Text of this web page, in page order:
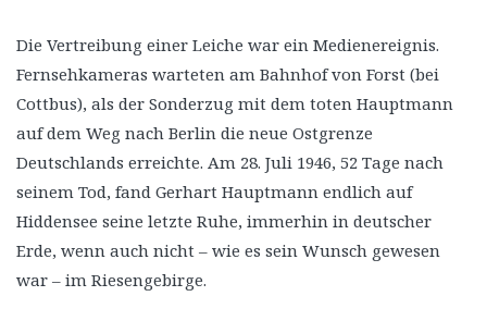
Die Vertreibung einer Leiche war ein Medienereignis.
Fernsehkameras warteten am Bahnhof von Forst (bei
Cottbus), als der Sonderzug mit dem toten Hauptmann
auf dem Weg nach Berlin die neue Ostgrenze
Deutschlands erreichte. Am 28. Juli 1946, 52 Tage nach
seinem Tod, fand Gerhart Hauptmann endlich auf
Hiddensee seine letzte Ruhe, immerhin in deutscher
Erde, wenn auch nicht – wie es sein Wunsch gewesen
war – im Riesengebirge.